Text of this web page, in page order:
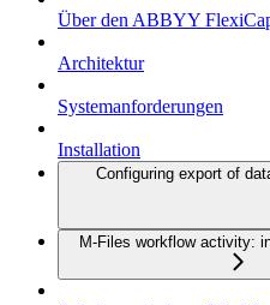
Über den ABBYY
Architektur
Systemanforderungen
Installation
Configuring export of
M-Files workflow activity: